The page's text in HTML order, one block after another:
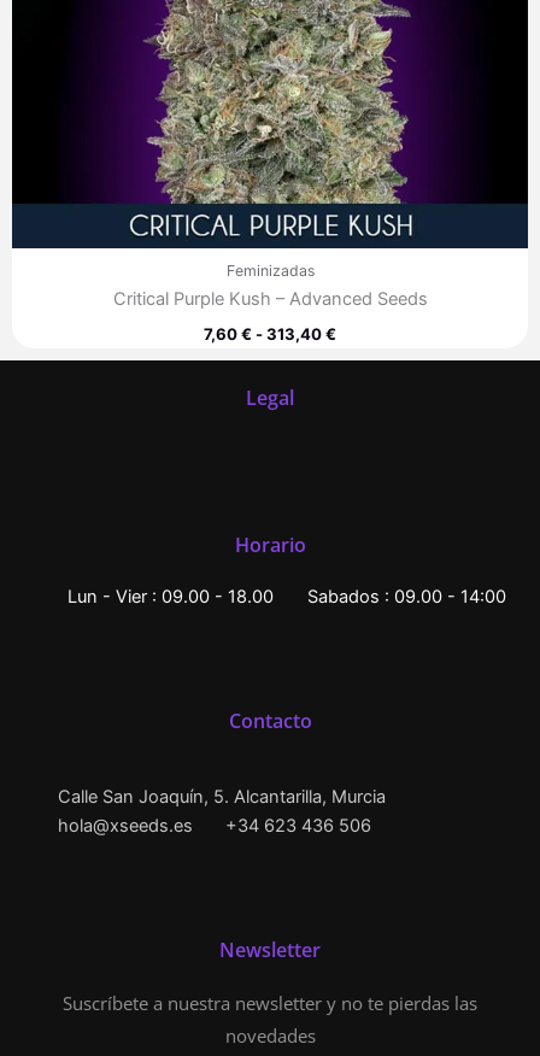
Feminizadas
Critical Purple Kush – Advanced Seeds
7,60€-313,40€
Legal
Horario
Lun - Vier : 09.00 - 18.00 Sabados : 09.00 - 14:00
Contacto
Calle San Joaquín, 5. Alcantarilla, Murcia
hola@xseeds.es
+34 623 436 506
Newsletter
Suscríbete a nuestra newsletter y no te pierdas las
novedades